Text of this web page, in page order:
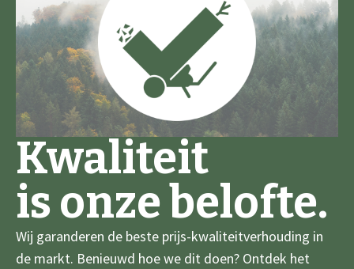
Kwaliteit
is onze belofte.
Wij garanderen de beste prijs-kwaliteitverhouding in
de markt. Benieuwd hoe we dit doen? Ontdek het